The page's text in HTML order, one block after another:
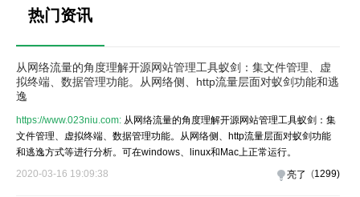
热门资讯
从网络流量的角度理解开源网站管理工具蚁剑：集文件管理、虚
拟终端、数据管理功能。从网络侧、http流量层面对蚁剑功能和逃
逸
https://www.023niu.com: 从网络流量的角度理解开源网站管理工具蚁剑：集
文件管理、虚拟终端、数据管理功能。从网络侧、http流量层面对蚁剑功能
和逃逸方式等进行分析。可在windows、linux和Mac上正常运行。
2020-03-16 19:09:38
)
1299
(
亮了